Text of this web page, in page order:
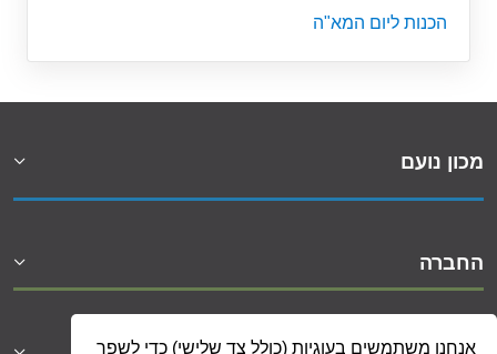
אנחנו משתמשים בעוגיות (כולל צד שלישי) כדי לשפר
הכנות ליום המא"ה
מכון נועם
החברה